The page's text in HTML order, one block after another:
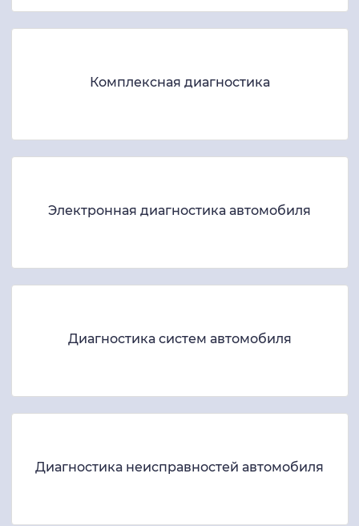
Комплексная диагностика
Электронная диагностика автомобиля
Диагностика систем автомобиля
Диагностика неисправностей автомобиля